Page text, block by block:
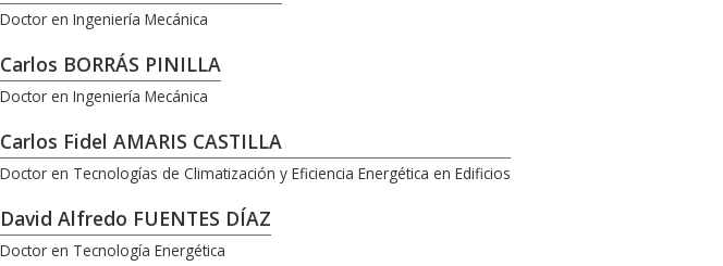
Doctor en Ingeniería Mecánica
Carlos BORRÁS PINILLA
Doctor en Ingeniería Mecánica
Carlos Fidel AMARIS CASTILLA
Doctor en Tecnologías de Climatización y Eficiencia Energética en Edificios
David Alfredo FUENTES DÍAZ
Doctor en Tecnología Energética